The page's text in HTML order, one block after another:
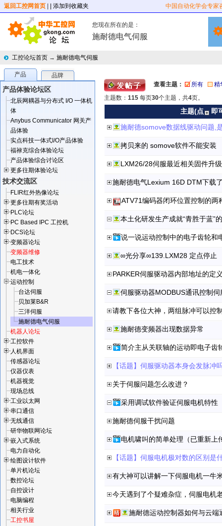
返回工控网首页 | 添加到收藏夹 中国自动化学会专家
您现在所在的是：
施耐德电气伺服
工控论坛首页 → 施耐德电气伺服
产品 品牌
产品体验论坛区
北辰网耦器与分布式 I/O 一体机
体
Anybus Communicator 网关产
品体验
实点科技一体式I/O产品体验
福禄克综合体验论坛
产品体验综合讨论区
更多往期体验论坛
技术交流区
FLIR红外热像论坛
更多往期有奖活动
PLC论坛
PC Based IPC 工控机
DCS论坛
变频器论坛
变频器维修
电工技术
机电一体化
运动控制
台达伺服
贝加莱B&R
三洋伺服
施耐德电气伺服
机器人论坛
工控软件
人机界面
传感器论坛
仪器仪表
机器视觉
现场总线
工业以太网
串口通信
无线通信
研华物联网论坛
嵌入式系统
电力自动化
绘图设计软件
单片机论坛
数控论坛
自控设计
电脑编程
相关行业
工控书屋
查看主题： 所有
精
主题数： 115 每页30个主题，共4页。
主题(点
即
施耐德somove数据线驱动问题,
拷贝来的 somove软件不能安装
LXM26/28伺服最近相关固件升
施耐德电气Lexium 16D DTM下载
ATV71编码器闭环位置控制的两
本土化研发生产成就“青胜于蓝”
说一说运动控制中的电子齿轮和
∞光分享∞139.LXM28 定点停止
PARKER伺服驱动器内部地址的定
伺服驱动器MODBUS通讯控制
请教下各位大神，两组脉冲可以控
施耐德变频器出现数据异常
简介主从关联轴的运动即电子齿
【话题】伺服驱动器本身会发脉冲
关于伺服问题怎么改进？
采用调试软件验证伺服电机特性
施耐德伺服干扰问题
电机啸叫的简单处理（已重新上
【话题】伺服电机极对数的区别是
有大神可以讲解一下伺服电机一牛
今天遇到了个疑难杂症，伺服电机
施耐德运动控制器如何与云端